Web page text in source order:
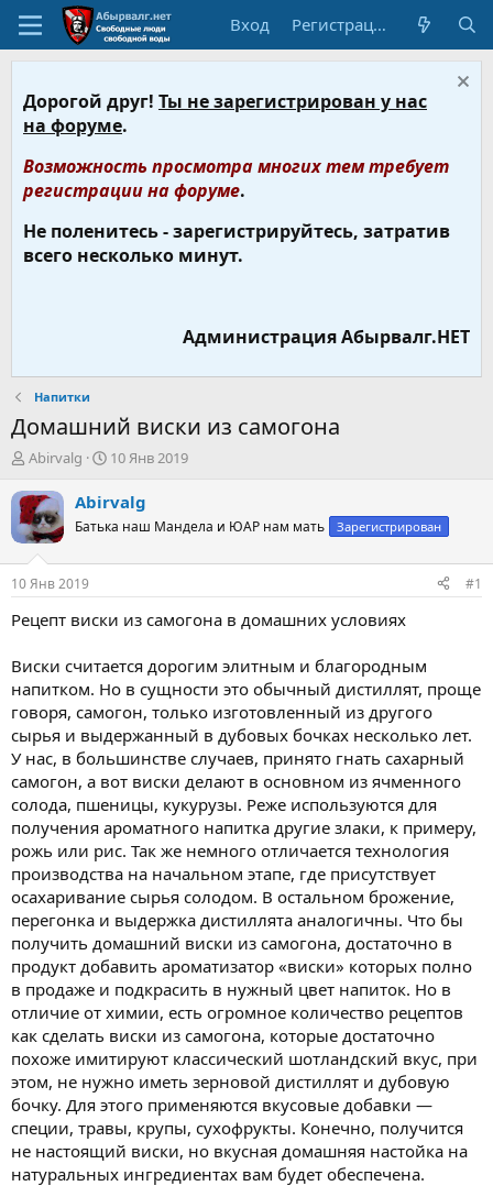
Вход Регистрация
Дорогой друг! Ты не зарегистрирован у нас
на форуме.
Возможность просмотра многих тем требует
регистрации на форуме.
Не поленитесь - зарегистрируйтесь, затратив
всего несколько минут.
Администрация Абырвалг.НЕТ
Напитки
Домашний виски из самогона
А
т
о
р
т
е
м
ы
Abirvalg
Д
т
н
а
л
10 Янв 2019
Abirvalg
Батька наш Мандела и ЮАР нам мать Зарегистрирован
10 Янв 2019 #1
Рецепт виски из самогона в домашних условиях
Виски считается дорогим элитным и благородным
напитком. Но в сущности это обычный дистиллят, проще
говоря, самогон, только изготовленный из другого
сырья и выдержанный в дубовых бочках несколько лет.
У нас, в большинстве случаев, принято гнать сахарный
самогон, а вот виски делают в основном из ячменного
солода, пшеницы, кукурузы. Реже используются для
получения ароматного напитка другие злаки, к примеру,
рожь или рис. Так же немного отличается технология
производства на начальном этапе, где присутствует
осахаривание сырья солодом. В остальном брожение,
перегонка и выдержка дистиллята аналогичны. Что бы
получить домашний виски из самогона, достаточно в
продукт добавить ароматизатор «виски» которых полно
в продаже и подкрасить в нужный цвет напиток. Но в
отличие от химии, есть огромное количество рецептов
как сделать виски из самогона, которые достаточно
похоже имитируют классический шотландский вкус, при
этом, не нужно иметь зерновой дистиллят и дубовую
бочку. Для этого применяются вкусовые добавки —
специи, травы, крупы, сухофрукты. Конечно, получится
не настоящий виски, но вкусная домашняя настойка на
натуральных ингредиентах вам будет обеспечена.